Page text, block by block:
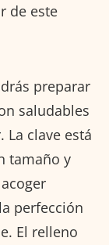
de este
preparar
saludables
clave está
tamaño y
perfección
El relleno